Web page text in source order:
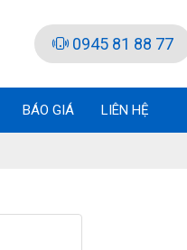
0945 81 88 77
BÁO GIÁ LIÊN HỆ